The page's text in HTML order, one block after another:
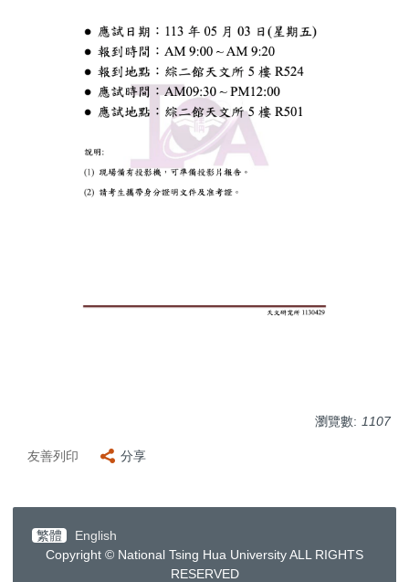
瀏覽數: 1107
友善列印 分享
繁體
English
Copyright © National Tsing Hua University ALL RIGHTS
RESERVED